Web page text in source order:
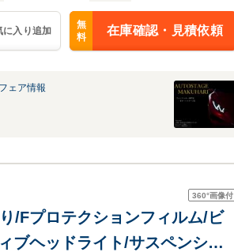
に入り追加
無
料
在庫確認・見積依頼
フェア情報
360°画像付
/Fプロテクションフィルム/ビ
ブヘッドライト/サスペンショ